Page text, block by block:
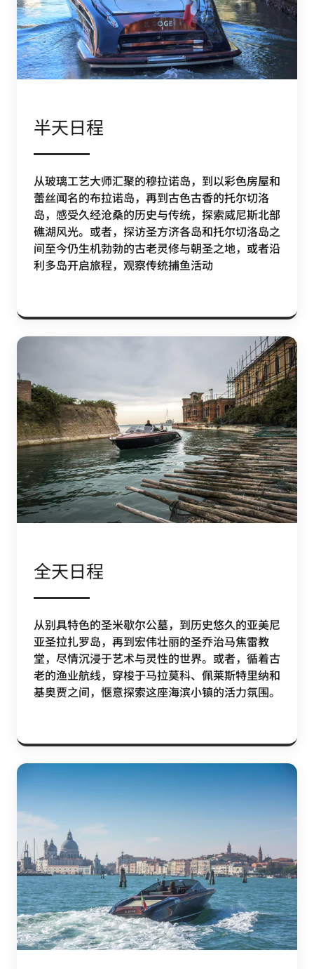
半天日程
从玻璃工艺大师汇聚的穆拉诺岛，到以彩色房屋和
蕾丝闻名的布拉诺岛，再到古色古香的托尔切洛
岛，感受久经沧桑的历史与传统，探索威尼斯北部
礁湖风光。或者，探访圣方济各岛和托尔切洛岛之
间至今仍生机勃勃的古老灵修与朝圣之地，或者沿
利多岛开启旅程，观察传统捕鱼活动
全天日程
从别具特色的圣米歇尔公墓，到历史悠久的亚美尼
亚圣拉扎罗岛，再到宏伟壮丽的圣乔治马焦雷教
堂，尽情沉浸于艺术与灵性的世界。或者，循着古
老的渔业航线，穿梭于马拉莫科、佩莱斯特里纳和
基奥贾之间，惬意探索这座海滨小镇的活力氛围。